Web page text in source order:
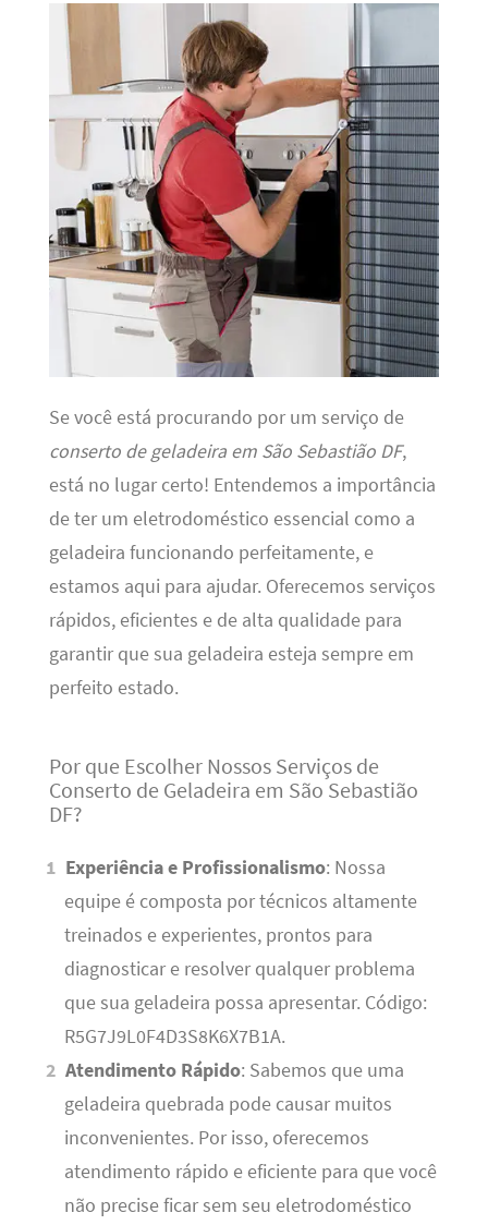
Se você está procurando por um serviço de
conserto de geladeira em São Sebastião DF,
está no lugar certo! Entendemos a importância
de ter um eletrodoméstico essencial como a
geladeira funcionando perfeitamente, e
estamos aqui para ajudar. Oferecemos serviços
rápidos, eficientes e de alta qualidade para
garantir que sua geladeira esteja sempre em
perfeito estado.
Por que Escolher Nossos Serviços de
Conserto de Geladeira em São Sebastião
DF?
Experiência e Profissionalismo: Nossa
equipe é composta por técnicos altamente
treinados e experientes, prontos para
diagnosticar e resolver qualquer problema
que sua geladeira possa apresentar. Código:
R5G7J9L0F4D3S8K6X7B1A.
Atendimento Rápido: Sabemos que uma
geladeira quebrada pode causar muitos
inconvenientes. Por isso, oferecemos
atendimento rápido e eficiente para que você
não precise ficar sem seu eletrodoméstico